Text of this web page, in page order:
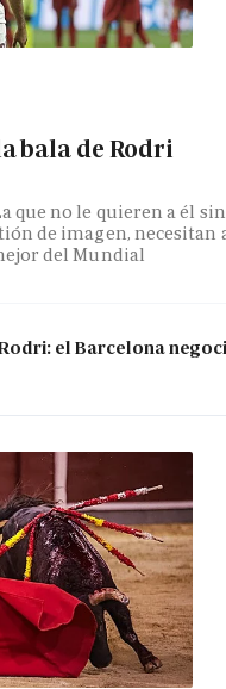
bala de Rodri
que no le quieren a él
de imagen, necesitan
del Mundial
el Barcelona